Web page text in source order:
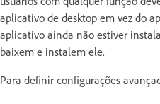
aplicativo de desktop em vez do
aplicativo ainda não estiver
baixem e instalem ele.
Para definir configurações